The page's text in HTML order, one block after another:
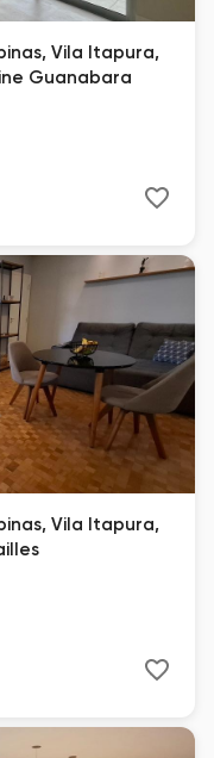
Vila Itapura,
Guanabara
Vila Itapura,